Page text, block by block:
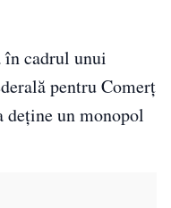
în cadrul unui
pentru Comerț
deține un monopol